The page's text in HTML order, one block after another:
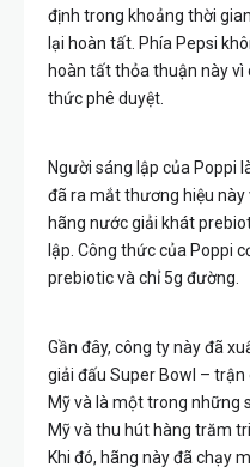
định trong khoảng thời
lại hoàn tất. Phía Pepsi
hoàn tất thỏa thuận này vì
thức phê duyệt.
Người sáng lập của Poppi
đã ra mắt thương hiệu
hãng nước giải khát
lập. Công thức của Poppi
prebiotic và chỉ 5g đường.
Gần đây, công ty này đã
giải đấu Super Bowl –
Mỹ và là một trong những
Mỹ và thu hút hàng trăm
Khi đó, hãng này đã chạy